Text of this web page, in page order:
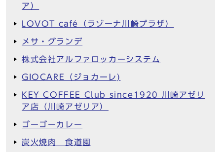
ア）
LOVOT café（ラゾーナ川崎プラザ）
メサ・グランデ
株式会社アルファロッカーシステム
GIOCARE（ジョカーレ)
KEY COFFEE Club since1920 川崎アゼリ
ア店（川崎アゼリア）
ゴーゴーカレー
炭火焼肉 食道園